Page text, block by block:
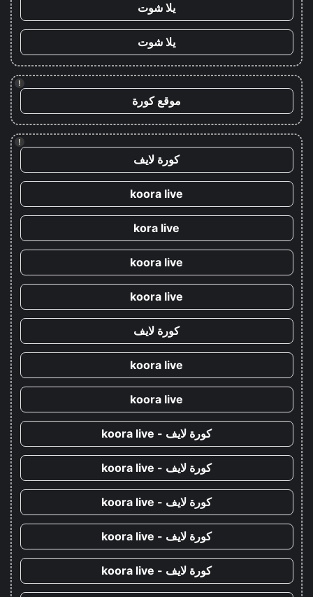
يلا شوت
يلا شوت
!
موقع كورة
!
كورة لايف
koora live
kora live
koora live
koora live
كورة لايف
koora live
koora live
كورة لايف - koora live
كورة لايف - koora live
كورة لايف - koora live
كورة لايف - koora live
كورة لايف - koora live